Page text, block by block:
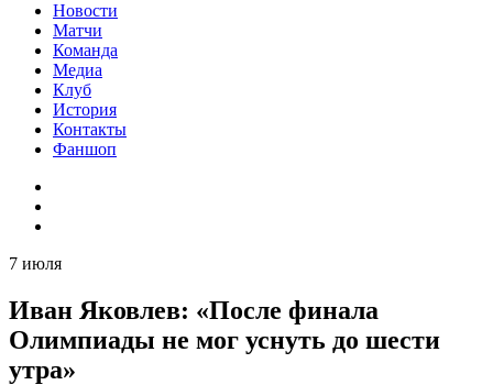
Новости
Матчи
Команда
Медиа
Клуб
История
Контакты
Фаншоп
7 июля
Иван Яковлев: «После финала
Олимпиады не мог уснуть до шести
утра»